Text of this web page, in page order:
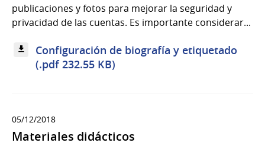
publicaciones y fotos para mejorar la seguridad y
privacidad de las cuentas. Es importante considerar...
Configuración de biografía y etiquetado
(.pdf 232.55 KB)
05/12/2018
Materiales didácticos